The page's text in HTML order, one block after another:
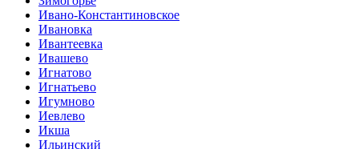
Ивано-Константиновское
Ивановка
Ивантеевка
Ивашево
Игнатово
Игнатьево
Игумново
Иевлево
Икша
Ильинский